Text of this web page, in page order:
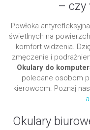
– czy
Powłoka
świetlnych na
komfort widzenia.
zmęczenie i
Okulary do
polecane osobom
kierowcom. Poznaj
Okulary